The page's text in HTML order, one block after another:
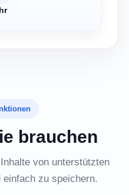
brauchen
von unterstützten
einfach zu speichern.